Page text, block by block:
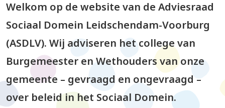
Welkom op de website van de Adviesraad
Sociaal Domein Leidschendam-Voorburg
(ASDLV). Wij adviseren het college van
Burgemeester en Wethouders van onze
gemeente – gevraagd en ongevraagd –
over beleid in het Sociaal Domein.